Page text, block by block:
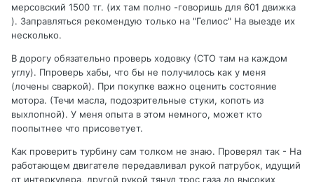
мерсовский 1500 тг. (их там полно -говоришь для 601 движка
). Заправляться рекомендую только на "Гелиос" На выезде их
несколько.
В дорогу обязательно проверь ходовку (СТО там на каждом
углу). Ппроверь хабы, что бы не получилось как у меня
(лочены сваркой). При покупке важно оценить состояние
мотора. (Течи масла, подозрительные стуки, копоть из
выхлопной). У меня опыта в этом немного, может кто
поопытнее что присоветует.
Как проверить турбину сам толком не знаю. Проверял так - На
работающем двигателе передавливал рукой патрубок, идущий
от интеркулера, другой рукой тянул трос газа до высоких